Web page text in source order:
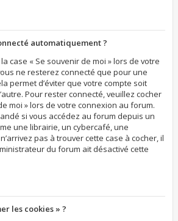
automatiquement ?
case « Se souvenir de moi » lors de votre
ne resterez connecté que pour une
permet d’éviter que votre compte soit
Pour rester connecté, veuillez cocher
moi » lors de votre connexion au forum.
si vous accédez au forum depuis un
une librairie, un cybercafé, une
pas à trouver cette case à cocher, il
du forum ait désactivé cette
les cookies » ?